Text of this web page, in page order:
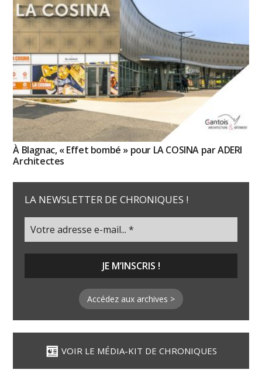
À Blagnac, « Effet bombé » pour LA COSINA par ADERI
Architectes
LA NEWSLETTER DE CHRONIQUES !
Accédez aux archives >
VOIR LE MÉDIA-KIT DE CHRONIQUES